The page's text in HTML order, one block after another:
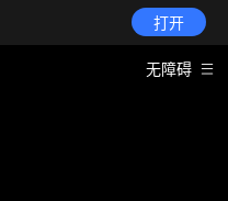
打开
无障碍